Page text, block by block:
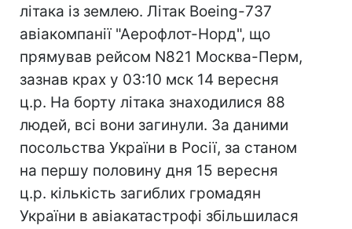
літака із землею. Літак Boeing-737
авіакомпанії "Аерофлот-Норд", що
прямував рейсом N821 Москва-Перм,
зазнав крах у 03:10 мск 14 вересня
ц.р. На борту літака знаходилися 88
людей, всі вони загинули. За даними
посольства України в Росії, за станом
на першу половину дня 15 вересня
ц.р. кількість загиблих громадян
України в авіакатастрофі збільшилася